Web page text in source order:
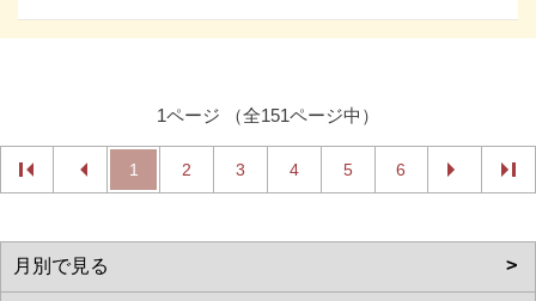
1ページ （全151ページ中）
1 2 3 4 5 6